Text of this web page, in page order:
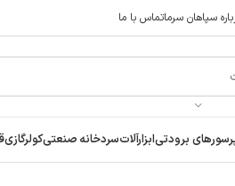
سپاهان سرماتماس با ما
برودتیابزارآلاتسردخانه صنعتیکولرگازی